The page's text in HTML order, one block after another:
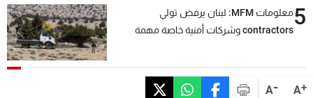
A+
A-
5
معلومات MFM: لبنان يرفض تولي
contractors وشركات أمنية خاصة مهمة